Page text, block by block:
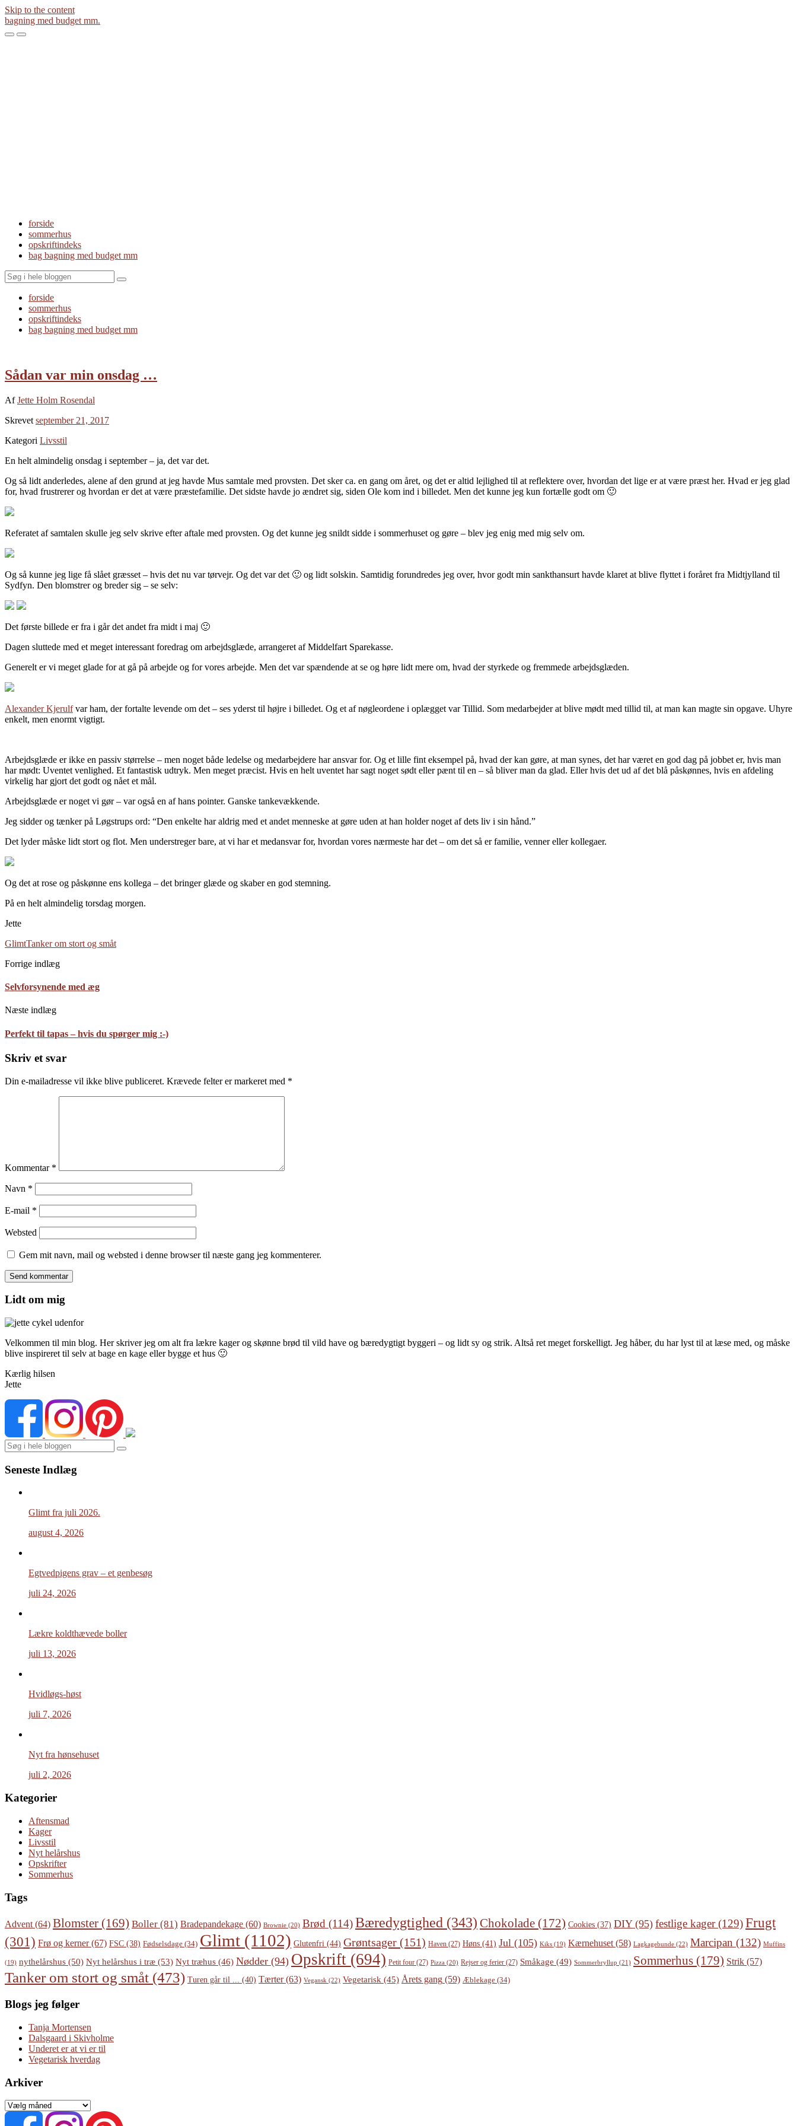
Skip to the content
bagning med budget mm.
ToggleToggle
forside
sommerhus
opskriftindeks
bag bagning med budget mm
Search
forside
sommerhus
opskriftindeks
bag bagning med budget mm
Sådan var min onsdag …
AfJette Holm Rosendal
Skrevet september 21, 2017
Kategori Livsstil
En helt almindelig onsdag i september – ja, det var det.
Og så lidt anderledes, alene af den grund at jeg havde Mus samtale med provsten. Det sker ca. en gang om året, og det er altid lejlighed til at reflektere over, hvordan det lige er at være præst her. Hvad er jeg glad
for, hvad frustrerer og hvordan er det at være præstefamilie. Det sidste havde jo ændret sig, siden Ole kom ind i billedet. Men det kunne jeg kun fortælle godt om 🙂
Referatet af samtalen skulle jeg selv skrive efter aftale med provsten. Og det kunne jeg snildt sidde i sommerhuset og gøre – blev jeg enig med mig selv om.
Og så kunne jeg lige få slået græsset – hvis det nu var tørvejr. Og det var det 🙂 og lidt solskin. Samtidig forundredes jeg over, hvor godt min sankthansurt havde klaret at blive flyttet i foråret fra Midtjylland til
Sydfyn. Den blomstrer og breder sig – se selv:
Det første billede er fra i går det andet fra midt i maj 🙂
Dagen sluttede med et meget interessant foredrag om arbejdsglæde, arrangeret af Middelfart Sparekasse.
Generelt er vi meget glade for at gå på arbejde og for vores arbejde. Men det var spændende at se og høre lidt mere om, hvad der styrkede og fremmede arbejdsglæden.
Alexander Kjerulfvar ham, der fortalte levende om det – ses yderst til højre i billedet. Og et af nøgleordene i oplægget var Tillid. Som medarbejder at blive mødt med tillid til, at man kan magte sin opgave. Uhyre
enkelt, men enormt vigtigt.
Arbejdsglæde er ikke en passiv størrelse – men noget både ledelse og medarbejdere har ansvar for. Og et lille fint eksempel på, hvad der kan gøre, at man synes, det har været en god dag på jobbet er, hvis man
har mødt: Uventet venlighed. Et fantastisk udtryk. Men meget præcist. Hvis en helt uventet har sagt noget sødt eller pænt til en – så bliver man da glad. Eller hvis det ud af det blå påskønnes, hvis en afdeling
virkelig har gjort det godt og nået et mål.
Arbejdsglæde er noget vi gør – var også en af hans pointer. Ganske tankevækkende.
Jeg sidder og tænker på Løgstrups ord: “Den enkelte har aldrig med et andet menneske at gøre uden at han holder noget af dets liv i sin hånd.”
Det lyder måske lidt stort og flot. Men understreger bare, at vi har et medansvar for, hvordan vores nærmeste har det – om det så er familie, venner eller kollegaer.
Og det at rose og påskønne ens kollega – det bringer glæde og skaber en god stemning.
På en helt almindelig torsdag morgen.
Jette
GlimtTanker om stort og småt
Forrige indlæg
Selvforsynende med æg
Næste indlæg
Perfekt til tapas – hvis du spørger mig :-)
Skriv et svar
Din e-mailadresse vil ikke blive publiceret. Krævede felter er markeret med *
Kommentar *
Navn *
E-mail *
Websted
Gem mit navn, mail og websted i denne browser til næste gang jeg kommenterer.
Lidt om mig
Velkommen til min blog. Her skriver jeg om alt fra lækre kager og skønne brød til vild have og bæredygtigt byggeri – og lidt sy og strik. Altså ret meget forskelligt. Jeg håber, du har lyst til at læse med, og måske
blive inspireret til selv at bage en kage eller bygge et hus 🙂
Kærlig hilsen
Jette
Search
Seneste Indlæg
Glimt fra juli 2026.
august 4, 2026
Egtvedpigens grav – et genbesøg
juli 24, 2026
Lækre koldthævede boller
juli 13, 2026
Hvidløgs-høst
juli 7, 2026
Nyt fra hønsehuset
juli 2, 2026
Kategorier
Aftensmad
Kager
Livsstil
Nyt helårshus
Opskrifter
Sommerhus
Tags
Advent (64) Blomster (169) Boller (81) Bradepandekage (60) Brownie (20) Brød (114)Bæredygtighed (343) Chokolade (172) Cookies (37) DIY(95) festlige kager(129)Frugt
(301) Frø og kerner(67) FSC (38) Fødselsdage (34) Glimt (1102) Glutenfri (44) Grøntsager (151) Haven (27) Høns (41) Jul (105) Kiks (19) Kærnehuset (58) Lagkagebunde (22) Marcipan (132) Muffins
(19) nythelårshus (50) Nyt helårshus i træ (53) Nyt træhus (46) Nødder (94) Opskrift (694) Petit four (27) Pizza (20) Rejser og ferier (27) Småkage (49) Sommerbryllup (21) Sommerhus (179) Strik (57)
Tanker om stort og småt (473) Turen går til ... (40) Tærter(63) Vegansk (22) Vegetarisk (45) Årets gang (59) Æblekage (34)
Blogs jeg følger
Tanja Mortensen
Dalsgaard i Skivholme
Underet er at vi er til
Vegetarisk hverdag
Arkiver
Arkiver